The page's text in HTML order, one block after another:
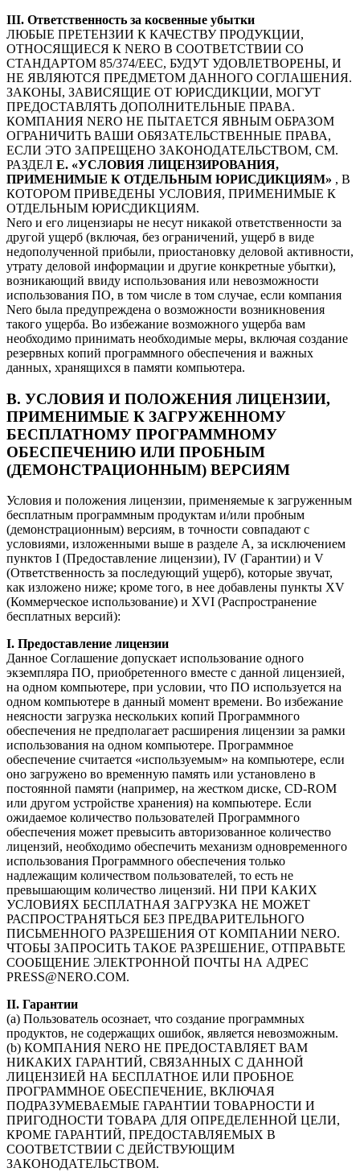
III. Ответственность за косвенные убытки
ЛЮБЫЕ ПРЕТЕНЗИИ К КАЧЕСТВУ ПРОДУКЦИИ,
ОТНОСЯЩИЕСЯ К NERO В СООТВЕТСТВИИ СО
СТАНДАРТОМ 85/374/EEC, БУДУТ УДОВЛЕТВОРЕНЫ, И
НЕ ЯВЛЯЮТСЯ ПРЕДМЕТОМ ДАННОГО СОГЛАШЕНИЯ.
ЗАКОНЫ, ЗАВИСЯЩИЕ ОТ ЮРИСДИКЦИИ, МОГУТ
ПРЕДОСТАВЛЯТЬ ДОПОЛНИТЕЛЬНЫЕ ПРАВА.
КОМПАНИЯ NERO НЕ ПЫТАЕТСЯ ЯВНЫМ ОБРАЗОМ
ОГРАНИЧИТЬ ВАШИ ОБЯЗАТЕЛЬСТВЕННЫЕ ПРАВА,
ЕСЛИ ЭТО ЗАПРЕЩЕНО ЗАКОНОДАТЕЛЬСТВОМ, СМ.
РАЗДЕЛ E. «УСЛОВИЯ ЛИЦЕНЗИРОВАНИЯ,
ПРИМЕНИМЫЕ К ОТДЕЛЬНЫМ ЮРИСДИКЦИЯМ» , В
КОТОРОМ ПРИВЕДЕНЫ УСЛОВИЯ, ПРИМЕНИМЫЕ К
ОТДЕЛЬНЫМ ЮРИСДИКЦИЯМ.
Nero и его лицензиары не несут никакой ответственности за
другой ущерб (включая, без ограничений, ущерб в виде
недополученной прибыли, приостановку деловой активности,
утрату деловой информации и другие конкретные убытки),
возникающий ввиду использования или невозможности
использования ПО, в том числе в том случае, если компания
Nero была предупреждена о возможности возникновения
такого ущерба. Во избежание возможного ущерба вам
необходимо принимать необходимые меры, включая создание
резервных копий программного обеспечения и важных
данных, хранящихся в памяти компьютера.
В. УСЛОВИЯ И ПОЛОЖЕНИЯ ЛИЦЕНЗИИ,
ПРИМЕНИМЫЕ К ЗАГРУЖЕННОМУ
БЕСПЛАТНОМУ ПРОГРАММНОМУ
ОБЕСПЕЧЕНИЮ ИЛИ ПРОБНЫМ
(ДЕМОНСТРАЦИОННЫМ) ВЕРСИЯМ
Условия и положения лицензии, применяемые к загруженным
бесплатным программным продуктам и/или пробным
(демонстрационным) версиям, в точности совпадают с
условиями, изложенными выше в разделе A, за исключением
пунктов I (Предоставление лицензии), IV (Гарантии) и V
(Ответственность за последующий ущерб), которые звучат,
как изложено ниже; кроме того, в нее добавлены пункты XV
(Коммерческое использование) и XVI (Распространение
бесплатных версий):
I. Предоставление лицензии
Данное Соглашение допускает использование одного
экземпляра ПО, приобретенного вместе с данной лицензией,
на одном компьютере, при условии, что ПО используется на
одном компьютере в данный момент времени. Во избежание
неясности загрузка нескольких копий Программного
обеспечения не предполагает расширения лицензии за рамки
использования на одном компьютере. Программное
обеспечение считается «используемым» на компьютере, если
оно загружено во временную память или установлено в
постоянной памяти (например, на жестком диске, CD-ROM
или другом устройстве хранения) на компьютере. Если
ожидаемое количество пользователей Программного
обеспечения может превысить авторизованное количество
лицензий, необходимо обеспечить механизм одновременного
использования Программного обеспечения только
надлежащим количеством пользователей, то есть не
превышающим количество лицензий. НИ ПРИ КАКИХ
УСЛОВИЯХ БЕСПЛАТНАЯ ЗАГРУЗКА НЕ МОЖЕТ
РАСПРОСТРАНЯТЬСЯ БЕЗ ПРЕДВАРИТЕЛЬНОГО
ПИСЬМЕННОГО РАЗРЕШЕНИЯ ОТ КОМПАНИИ NERO.
ЧТОБЫ ЗАПРОСИТЬ ТАКОЕ РАЗРЕШЕНИЕ, ОТПРАВЬТЕ
СООБЩЕНИЕ ЭЛЕКТРОННОЙ ПОЧТЫ НА АДРЕС
PRESS@NERO.COM.
II. Гарантии
(а) Пользователь осознает, что создание программных
продуктов, не содержащих ошибок, является невозможным.
(b) КОМПАНИЯ NERO НЕ ПРЕДОСТАВЛЯЕТ ВАМ
НИКАКИХ ГАРАНТИЙ, СВЯЗАННЫХ С ДАННОЙ
ЛИЦЕНЗИЕЙ НА БЕСПЛАТНОЕ ИЛИ ПРОБНОЕ
ПРОГРАММНОЕ ОБЕСПЕЧЕНИЕ, ВКЛЮЧАЯ
ПОДРАЗУМЕВАЕМЫЕ ГАРАНТИИ ТОВАРНОСТИ И
ПРИГОДНОСТИ ТОВАРА ДЛЯ ОПРЕДЕЛЕННОЙ ЦЕЛИ,
КРОМЕ ГАРАНТИЙ, ПРЕДОСТАВЛЯЕМЫХ В
СООТВЕТСТВИИ С ДЕЙСТВУЮЩИМ
ЗАКОНОДАТЕЛЬСТВОМ.